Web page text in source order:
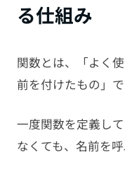
る仕組み
関数とは、「よく
前を付けたもの」で
一度関数を定義し
なくても、名前を